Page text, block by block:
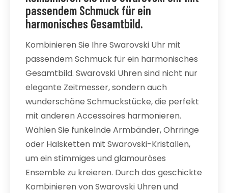
passendem Schmuck für ein
harmonisches Gesamtbild.
Kombinieren Sie Ihre Swarovski Uhr mit
passendem Schmuck für ein harmonisches
Gesamtbild. Swarovski Uhren sind nicht nur
elegante Zeitmesser, sondern auch
wunderschöne Schmuckstücke, die perfekt
mit anderen Accessoires harmonieren.
Wählen Sie funkelnde Armbänder, Ohrringe
oder Halsketten mit Swarovski-Kristallen,
um ein stimmiges und glamouröses
Ensemble zu kreieren. Durch das geschickte
Kombinieren von Swarovski Uhren und